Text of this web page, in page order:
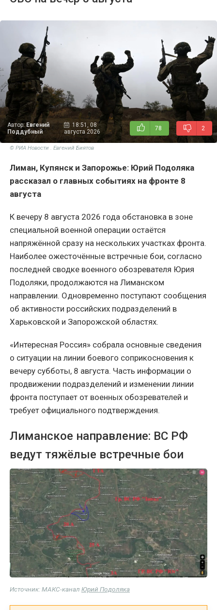
Автор:Евгений
Поддубный
18:51, 08
августа 2026
78 2
© РИА Новости . Евгений Биятов
Лиман, Купянск и Запорожье: Юрий Подоляка
рассказал о главных событиях на фронте 8
августа
К вечеру 8 августа 2026 года обстановка в зоне
специальной военной операции остаётся
напряжённой сразу на нескольких участках фронта.
Наиболее ожесточённые встречные бои, согласно
последней сводке военного обозревателя Юрия
Подоляки, продолжаются на Лиманском
направлении. Одновременно поступают сообщения
об активности российских подразделений в
Харьковской и Запорожской областях.
«Интересная Россия» собрала основные сведения
о ситуации на линии боевого соприкосновения к
вечеру субботы, 8 августа. Часть информации о
продвижении подразделений и изменении линии
фронта поступает от военных обозревателей и
требует официального подтверждения.
Лиманское направление: ВС РФ
ведут тяжёлые встречные бои
Источник: МАКС-канал Юрий Подоляка